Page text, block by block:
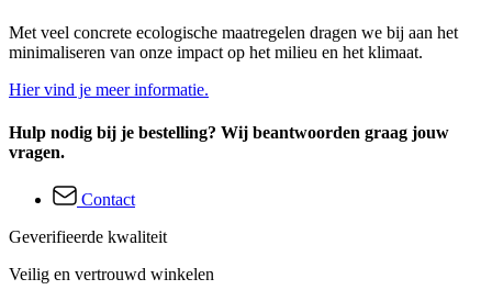
Met veel concrete ecologische maatregelen dragen we bij aan het
minimaliseren van onze impact op het milieu en het klimaat.
Hier vind je meer informatie.
Hulp nodig bij je bestelling? Wij beantwoorden graag jouw
vragen.
Contact
Geverifieerde kwaliteit
Veilig en vertrouwd winkelen